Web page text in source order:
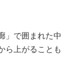
」で囲まれた中
ら上がることも